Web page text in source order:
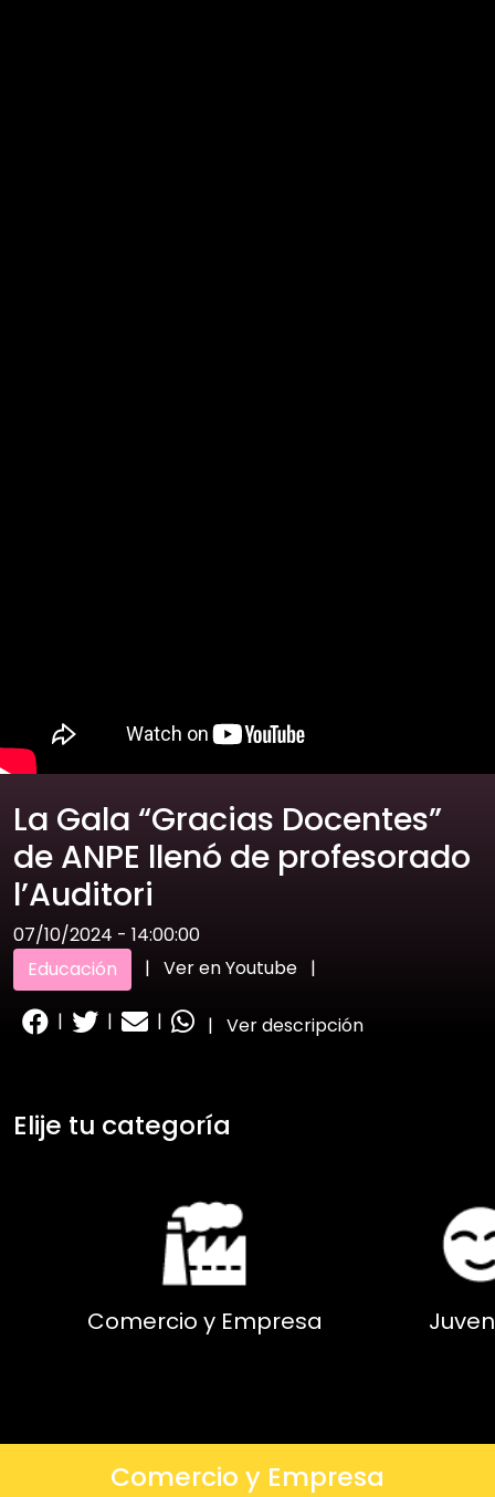
La Gala “Gracias Docentes”
de ANPE llenó de profesorado
l’Auditori
07/10/2024 - 14:00:00
Educación
| Ver en Youtube |
| | | | Ver descripción
Elije tu categoría
Comercio y Empresa
Comercio y Empresa